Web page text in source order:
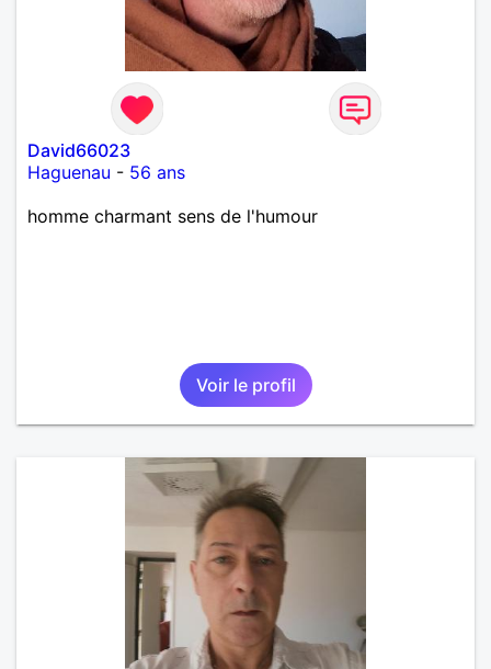
David66023
Haguenau - 56 ans
homme charmant sens de l'humour
Voir le profil